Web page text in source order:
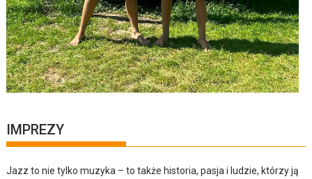
IMPREZY
Jazz to nie tylko muzyka – to także historia, pasja i ludzie, którzy ją